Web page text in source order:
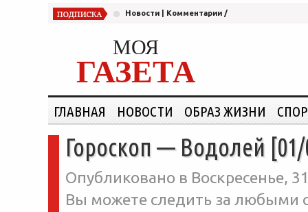
Новости Комментарии /
МОЯ
ГАЗЕТА
ГЛАВНАЯ НОВОСТИ ОБРАЗ ЖИЗНИ
Гороскоп — Водолей
Опубликовано в Воскресенье,
Вы можете следить за любыми